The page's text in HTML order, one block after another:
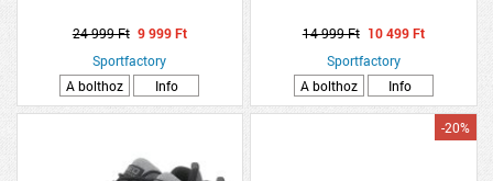
24 999 Ft 9 999 Ft
Sportfactory
A bolthoz
Info
14 999 Ft 10 499 Ft
Sportfactory
A bolthoz
Info
-20%